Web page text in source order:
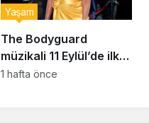
The Bodyguard
müzikali 11 Eylül’de ilk
kez Türkiye’de
Yaşam
1 hafta önce